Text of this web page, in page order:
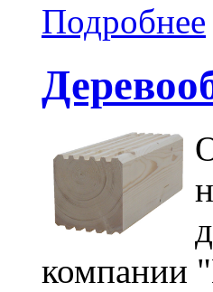
Подробнее
компании